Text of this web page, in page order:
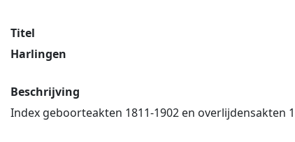
Titel
Harlingen
Beschrijving
Index geboorteakten 1811-1902 en overlijdensakten